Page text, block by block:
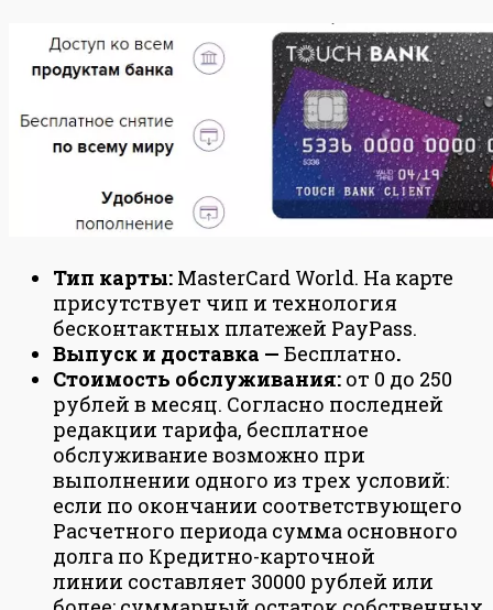
Тип карты: MasterCard World. На карте
присутствует чип и технология
бесконтактных платежей PayPass.
Выпуск и доставка — Бесплатно.
Стоимость обслуживания: от 0 до 250
рублей в месяц. Согласно последней
редакции тарифа, бесплатное
обслуживание возможно при
выполнении одного из трех условий:
если по окончании соответствующего
Расчетного периода сумма основного
долга по Кредитно-карточной
линии составляет 30000 рублей или